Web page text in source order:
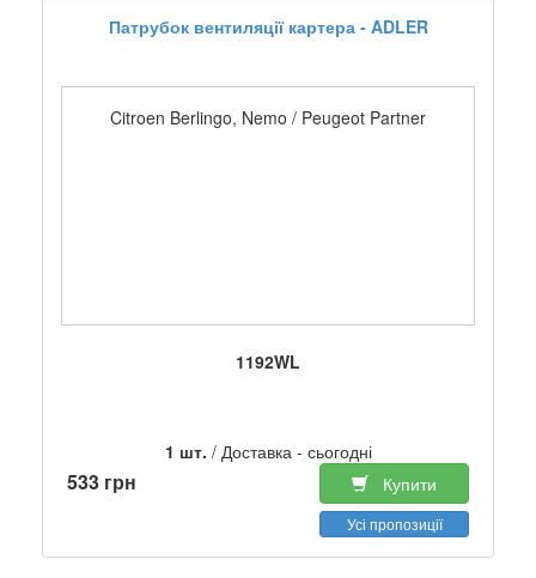
Патрубок вентиляції картера - ADLER
Citroen Berlingo, Nemo / Peugeot Partner
1192WL
1 шт. / Доставка - сьогодні
533 грн Купити
Усі пропозиції